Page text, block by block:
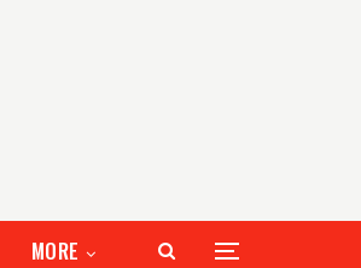
MORE